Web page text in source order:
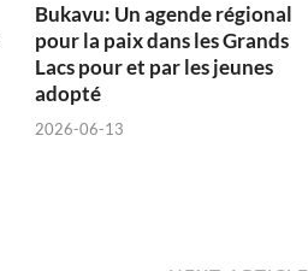
Bukavu: Un agende régional
pour la paix dans les Grands
Lacs pour et par les jeunes
adopté
2026-06-13